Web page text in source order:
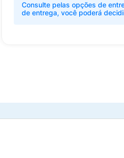
Consulte pelas opções de
de entrega, você poderá